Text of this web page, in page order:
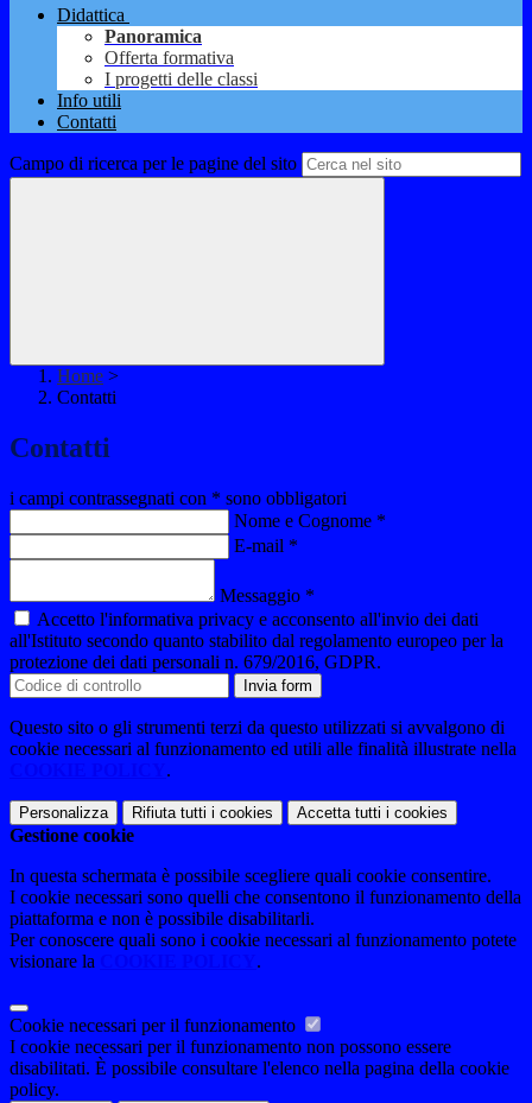
Didattica
Panoramica
Offerta formativa
I progetti delle classi
Info utili
Contatti
Campo di ricerca per le pagine del sito
Home >
Contatti
Contatti
i campi contrassegnati con * sono obbligatori
Nome e Cognome *
E-mail *
Messaggio *
Accetto l'informativa privacy e acconsento all'invio dei dati
all'Istituto secondo quanto stabilito dal regolamento europeo per la
protezione dei dati personali n. 679/2016, GDPR.
Invia form
Questo sito o gli strumenti terzi da questo utilizzati si avvalgono di
cookie necessari al funzionamento ed utili alle finalità illustrate nella
.
Personalizza Rifiuta tutti i cookies Accetta tutti i cookies
Gestione cookie
In questa schermata è possibile scegliere quali cookie consentire.
I cookie necessari sono quelli che consentono il funzionamento della
piattaforma e non è possibile disabilitarli.
Per conoscere quali sono i cookie necessari al funzionamento potete
visionare la
.
Cookie necessari per il funzionamento
I cookie necessari per il funzionamento non possono essere
disabilitati. È possibile consultare l'elenco nella pagina della cookie
policy.